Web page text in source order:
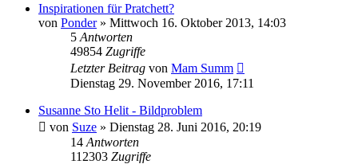
Inspirationen für Pratchett?
von Ponder» Mittwoch 16. Oktober 2013, 14:03
5 Antworten
49854 Zugriffe
Letzter Beitrag von Mam Summ
Dienstag 29. November 2016, 17:11
Susanne Sto Helit - Bildproblem
von Suze » Dienstag 28. Juni 2016, 20:19
14 Antworten
112303 Zugriffe